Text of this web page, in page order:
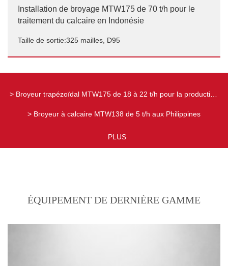
Installation de broyage MTW175 de 70 t/h pour le
traitement du calcaire en Indonésie
Taille de sortie:325 mailles, D95
Installation de broyage MTW175 de 70 t/h pour le
> Broyeur trapézoïdal MTW175 de 18 à 22 t/h pour la production
> Broyeur à calcaire MTW138 de 5 t/h aux Philippines
> Broyeur à calcaire MTW215 50TPH à Manille, Philippines
PLUS
ÉQUIPEMENT DE DERNIÈRE GAMME